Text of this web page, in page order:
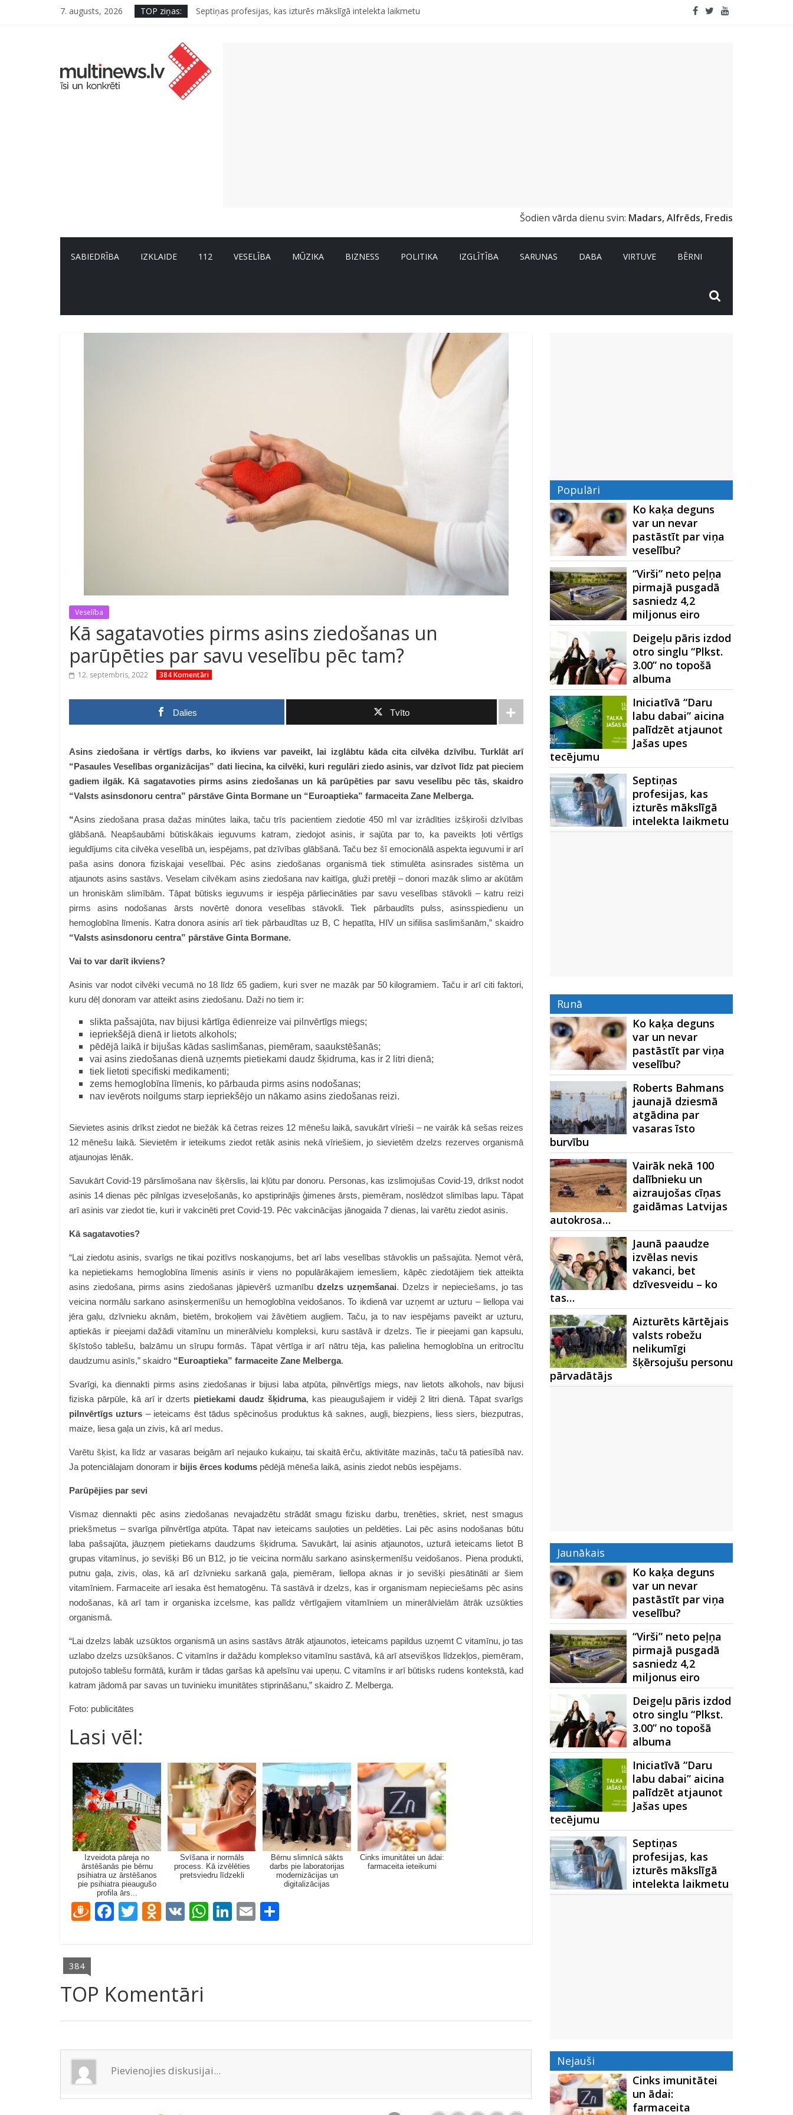
7. augusts, 2026 TOP ziņas:
Septiņas profesijas, kas izturēs mākslīgā intelekta laikmetu
Iniciatīvā “Daru labu dabai” aicina palīdzēt atjaunot Jašas upes tecējumu
Šodien vārda dienu svin: Madars, Alfrēds, Fredis
SABIEDRĪBA IZKLAIDE 112 VESELĪBA MŪZIKA BIZNESS POLITIKA IZGLĪTĪBA SARUNAS DABA VIRTUVE BĒRNI
Veselība
Kā sagatavoties pirms asins ziedošanas un
parūpēties par savu veselību pēc tam?
12. septembris, 2022 384 Komentāri
Dalies Tvīto
Asins ziedošana ir vērtīgs darbs, ko ikviens var paveikt, lai izglābtu kāda cita cilvēka dzīvību. Turklāt arī
“Pasaules Veselības organizācijas” dati liecina, ka cilvēki, kuri regulāri ziedo asinis, var dzīvot līdz pat pieciem
gadiem ilgāk. Kā sagatavoties pirms asins ziedošanas un kā parūpēties par savu veselību pēc tās, skaidro
“Valsts asinsdonoru centra” pārstāve Ginta Bormane un “Euroaptieka” farmaceita Zane Melberga.
“Asins ziedošana prasa dažas minūtes laika, taču trīs pacientiem ziedotie 450 ml var izrādīties izšķiroši dzīvības
glābšanā. Neapšaubāmi būtiskākais ieguvums katram, ziedojot asinis, ir sajūta par to, ka paveikts ļoti vērtīgs
ieguldījums cita cilvēka veselībā un, iespējams, pat dzīvības glābšanā. Taču bez šī emocionālā aspekta ieguvumi ir arī
paša asins donora fiziskajai veselībai. Pēc asins ziedošanas organismā tiek stimulēta asinsrades sistēma un
atjaunots asins sastāvs. Veselam cilvēkam asins ziedošana nav kaitīga, gluži pretēji – donori mazāk slimo ar akūtām
un hroniskām slimībām. Tāpat būtisks ieguvums ir iespēja pārliecināties par savu veselības stāvokli – katru reizi
pirms asins nodošanas ārsts novērtē donora veselības stāvokli. Tiek pārbaudīts pulss, asinsspiedienu un
hemoglobīna līmenis. Katra donora asinis arī tiek pārbaudītas uz B, C hepatīta, HIV un sifilisa saslimšanām,” skaidro
“Valsts asinsdonoru centra” pārstāve Ginta Bormane.
Vai to var darīt ikviens?
Asinis var nodot cilvēki vecumā no 18 līdz 65 gadiem, kuri sver ne mazāk par 50 kilogramiem. Taču ir arī citi faktori,
kuru dēļ donoram var atteikt asins ziedošanu. Daži no tiem ir:
slikta pašsajūta, nav bijusi kārtīga ēdienreize vai pilnvērtīgs miegs;
iepriekšējā dienā ir lietots alkohols;
pēdējā laikā ir bijušas kādas saslimšanas, piemēram, saaukstēšanās;
vai asins ziedošanas dienā uzņemts pietiekami daudz šķidruma, kas ir 2 litri dienā;
tiek lietoti specifiski medikamenti;
zems hemoglobīna līmenis, ko pārbauda pirms asins nodošanas;
nav ievērots noilgums starp iepriekšējo un nākamo asins ziedošanas reizi.
Sievietes asinis drīkst ziedot ne biežāk kā četras reizes 12 mēnešu laikā, savukārt vīrieši – ne vairāk kā sešas reizes
12 mēnešu laikā. Sievietēm ir ieteikums ziedot retāk asinis nekā vīriešiem, jo sievietēm dzelzs rezerves organismā
atjaunojas lēnāk.
Savukārt Covid-19 pārslimošana nav šķērslis, lai kļūtu par donoru. Personas, kas izslimojušas Covid-19, drīkst nodot
asinis 14 dienas pēc pilnīgas izveseļošanās, ko apstiprinājis ģimenes ārsts, piemēram, noslēdzot slimības lapu. Tāpat
arī asinis var ziedot tie, kuri ir vakcinēti pret Covid-19. Pēc vakcinācijas jānogaida 7 dienas, lai varētu ziedot asinis.
Kā sagatavoties?
“Lai ziedotu asinis, svarīgs ne tikai pozitīvs noskaņojums, bet arī labs veselības stāvoklis un pašsajūta. Ņemot vērā,
ka nepietiekams hemoglobīna līmenis asinīs ir viens no populārākajiem iemesliem, kāpēc ziedotājiem tiek atteikta
asins ziedošana, pirms asins ziedošanas jāpievērš uzmanību dzelzs uzņemšanai. Dzelzs ir nepieciešams, jo tas
veicina normālu sarkano asinsķermenīšu un hemoglobīna veidošanos. To ikdienā var uzņemt ar uzturu – liellopa vai
jēra gaļu, dzīvnieku aknām, bietēm, brokoļiem vai žāvētiem augļiem. Taču, ja to nav iespējams paveikt ar uzturu,
aptiekās ir pieejami dažādi vitamīnu un minerālvielu kompleksi, kuru sastāvā ir dzelzs. Tie ir pieejami gan kapsulu,
šķīstošo tablešu, balzāmu un sīrupu formās. Tāpat vērtīga ir arī nātru tēja, kas palielina hemoglobīna un eritrocītu
daudzumu asinīs,” skaidro “Euroaptieka” farmaceite Zane Melberga.
Svarīgi, ka diennakti pirms asins ziedošanas ir bijusi laba atpūta, pilnvērtīgs miegs, nav lietots alkohols, nav bijusi
fiziska pārpūle, kā arī ir dzerts pietiekami daudz šķidruma, kas pieaugušajiem ir vidēji 2 litri dienā. Tāpat svarīgs
pilnvērtīgs uzturs – ieteicams ēst tādus spēcinošus produktus kā saknes, augļi, biezpiens, liess siers, biezputras,
maize, liesa gaļa un zivis, kā arī medus.
Varētu šķist, ka līdz ar vasaras beigām arī nejauko kukaiņu, tai skaitā ērču, aktivitāte mazinās, taču tā patiesībā nav.
Ja potenciālajam donoram ir bijis ērces kodums pēdējā mēneša laikā, asinis ziedot nebūs iespējams.
Parūpējies par sevi
Vismaz diennakti pēc asins ziedošanas nevajadzētu strādāt smagu fizisku darbu, trenēties, skriet, nest smagus
priekšmetus – svarīga pilnvērtīga atpūta. Tāpat nav ieteicams sauļoties un peldēties. Lai pēc asins nodošanas būtu
laba pašsajūta, jāuzņem pietiekams daudzums šķidruma. Savukārt, lai asinis atjaunotos, uzturā ieteicams lietot B
grupas vitamīnus, jo sevišķi B6 un B12, jo tie veicina normālu sarkano asinsķermenīšu veidošanos. Piena produkti,
putnu gaļa, zivis, olas, kā arī dzīvnieku sarkanā gaļa, piemēram, liellopa aknas ir jo sevišķi piesātināti ar šiem
vitamīniem. Farmaceite arī iesaka ēst hematogēnu. Tā sastāvā ir dzelzs, kas ir organismam nepieciešams pēc asins
nodošanas, kā arī tam ir organiska izcelsme, kas palīdz vērtīgajiem vitamīniem un minerālvielām ātrāk uzsūkties
organismā.
“Lai dzelzs labāk uzsūktos organismā un asins sastāvs ātrāk atjaunotos, ieteicams papildus uzņemt C vitamīnu, jo tas
uzlabo dzelzs uzsūkšanos. C vitamīns ir dažādu komplekso vitamīnu sastāvā, kā arī atsevišķos līdzekļos, piemēram,
putojošo tablešu formātā, kurām ir tādas garšas kā apelsīnu vai upeņu. C vitamīns ir arī būtisks rudens kontekstā, kad
katram jādomā par savas un tuvinieku imunitātes stiprināšanu,” skaidro Z. Melberga.
Foto: publicitātes
Lasi vēl:
Izveidota pāreja no
ārstēšanās pie bērnu
psihiatra uz ārstēšanos
pie psihiatra pieaugušo
profila ārs...
Svīšana ir normāls
process. Kā izvēlēties
pretsviedru līdzekli
Bērnu slimnīcā sākts
darbs pie laboratorijas
modernizācijas un
digitalizācijas
Cinks imunitātei un ādai:
farmaceita ieteikumi
D
e
m
F
o
o
k
T O
kl
as
s
ni
ki
V W
p
Li E
384
TOP Komentāri
Populāri
Ko kaķa deguns
var un nevar
pastāstīt par viņa
veselību?
“Virši” neto peļņa
pirmajā pusgadā
sasniedz 4,2
miljonus eiro
Deigeļu pāris izdod
otro singlu “Plkst.
3.00” no topošā
albuma
Iniciatīvā “Daru
labu dabai” aicina
palīdzēt atjaunot
Jašas upes
tecējumu
Septiņas
profesijas, kas
izturēs mākslīgā
intelekta laikmetu
Runā
Ko kaķa deguns
var un nevar
pastāstīt par viņa
veselību?
Roberts Bahmans
jaunajā dziesmā
atgādina par
vasaras īsto
burvību
Vairāk nekā 100
dalībnieku un
aizraujošas cīņas
gaidāmas Latvijas
autokrosa…
Jaunā paaudze
izvēlas nevis
vakanci, bet
dzīvesveidu – ko
tas…
Aizturēts kārtējais
valsts robežu
nelikumīgi
šķērsojušu personu
pārvadātājs
Jaunākais
Ko kaķa deguns
var un nevar
pastāstīt par viņa
veselību?
“Virši” neto peļņa
pirmajā pusgadā
sasniedz 4,2
miljonus eiro
Deigeļu pāris izdod
otro singlu “Plkst.
3.00” no topošā
albuma
Iniciatīvā “Daru
labu dabai” aicina
palīdzēt atjaunot
Jašas upes
tecējumu
Septiņas
profesijas, kas
izturēs mākslīgā
intelekta laikmetu
Nejauši
Cinks imunitātei
un ādai:
farmaceita